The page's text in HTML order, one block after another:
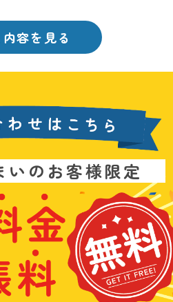
容を見る
いのお客様限定